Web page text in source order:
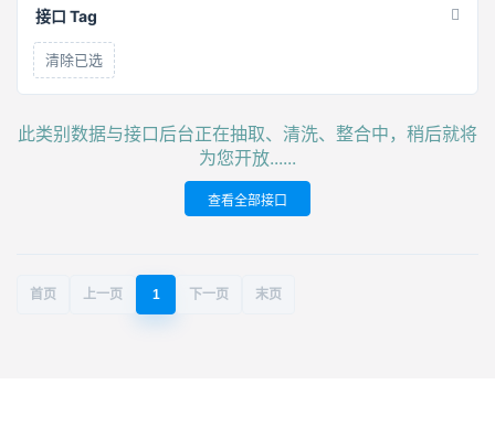
接口 Tag
清除已选
此类别数据与接口后台正在抽取、清洗、整合中，稍后就将
为您开放......
查看全部接口
首页 上一页 1 下一页 末页